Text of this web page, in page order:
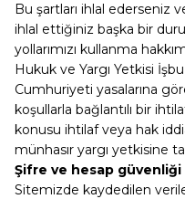
Bu şartları ihlal ederseniz
ihlal ettiğiniz başka bir
yollarımızı kullanma
Hukuk ve Yargı Yetkisi
Cumhuriyeti yasalarına
koşullarla bağlantılı bir
konusu ihtilaf veya hak
münhasır yargı yetkisine
Şifre ve hesap güvenliği
Sitemizde kaydedilen